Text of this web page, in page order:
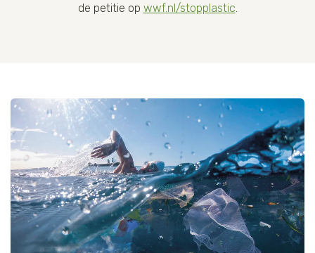
de petitie op wwf.nl/stopplastic